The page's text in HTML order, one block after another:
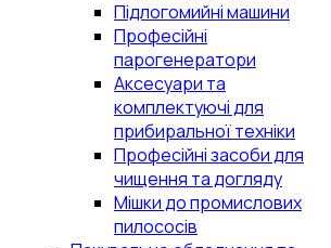
Підлогомийні машини
Професійні
парогенератори
Аксесуари та
комплектуючі для
прибиральної техніки
Професійні засоби для
чищення та догляду
Мішки до промислових
пилососів